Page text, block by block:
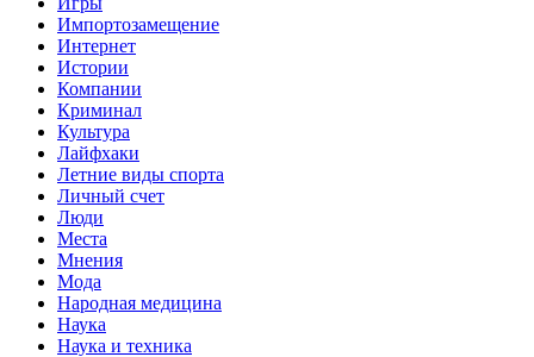
Импортозамещение
Интернет
Истории
Компании
Криминал
Культура
Лайфхаки
Летние виды спорта
Личный счет
Люди
Места
Мнения
Мода
Народная медицина
Наука
Наука и техника